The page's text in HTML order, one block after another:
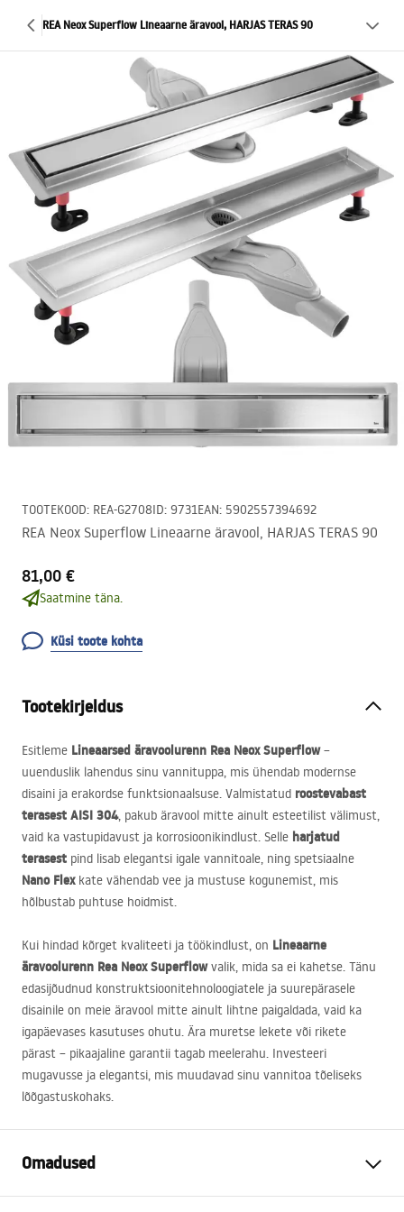
REA Neox Superflow Lineaarne äravool, HARJAS TERAS 90
TOOTEKOOD: REA-G2708ID: 9731EAN: 5902557394692
REA Neox Superflow Lineaarne äravool, HARJAS TERAS 90
81,00 €
Saatmine täna.
Küsi toote kohta
Tootekirjeldus
Esitleme Lineaarsed äravoolurenn Rea Neox Superflow–
uuenduslik lahendus sinu vannituppa, mis ühendab modernse
disaini ja erakordse funktsionaalsuse. Valmistatud roostevabast
terasest AISI 304, pakub äravool mitte ainult esteetilist välimust,
vaid ka vastupidavust ja korrosioonikindlust. Selle harjatud
terasest pind lisab elegantsi igale vannitoale, ning spetsiaalne
Nano Flexkate vähendab vee ja mustuse kogunemist, mis
hõlbustab puhtuse hoidmist.
Kui hindad kõrget kvaliteeti ja töökindlust, on Lineaarne
äravoolurenn Rea Neox Superflowvalik, mida sa ei kahetse. Tänu
edasijõudnud konstruktsioonitehnoloogiatele ja suurepärasele
disainile on meie äravool mitte ainult lihtne paigaldada, vaid ka
igapäevases kasutuses ohutu. Ära muretse lekete või rikete
pärast – pikaajaline garantii tagab meelerahu. Investeeri
mugavusse ja elegantsi, mis muudavad sinu vannitoa tõeliseks
lõõgastuskohaks.
Omadused